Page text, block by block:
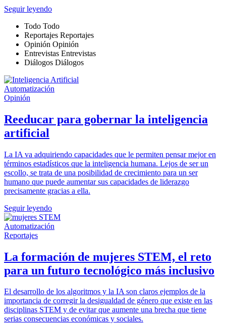
Seguir leyendo
Todo Todo
Reportajes Reportajes
Opinión Opinión
Entrevistas Entrevistas
Diálogos Diálogos
Automatización
Opinión
Reeducar para gobernar la inteligencia
artificial
La IA va adquiriendo capacidades que le permiten pensar mejor en
términos estadísticos que la inteligencia humana. Lejos de ser un
escollo, se trata de una posibilidad de crecimiento para un ser
humano que puede aumentar sus capacidades de liderazgo
precisamente gracias a ella.
Seguir leyendo
Automatización
Reportajes
La formación de mujeres STEM, el reto
para un futuro tecnológico más inclusivo
El desarrollo de los algoritmos y la IA son claros ejemplos de la
importancia de corregir la desigualdad de género que existe en las
disciplinas STEM y de evitar que aumente una brecha que tiene
serias consecuencias económicas y sociales.